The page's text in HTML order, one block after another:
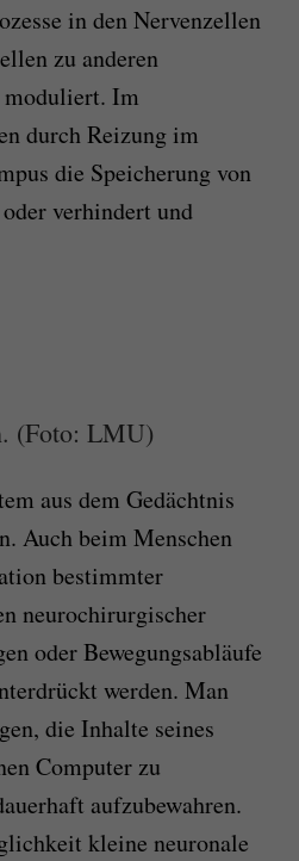
in den Nervenzellen
zu anderen
moduliert. Im
durch Reizung im
die Speicherung von
verhindert und
(Foto: LMU)
aus dem Gedächtnis
Auch beim Menschen
bestimmter
neurochirurgischer
oder Bewegungsabläufe
werden. Man
die Inhalte seines
Computer zu
aufzubewahren.
kleine neuronale